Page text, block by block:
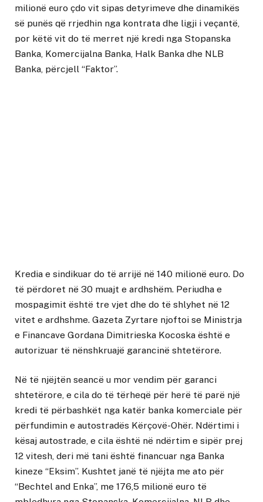
milionë euro çdo vit sipas detyrimeve dhe dinamikës
së punës që rrjedhin nga kontrata dhe ligji i veçantë,
por këtë vit do të merret një kredi nga Stopanska
Banka, Komercijalna Banka, Halk Banka dhe NLB
Banka, përcjell “Faktor”.
Kredia e sindikuar do të arrijë në 140 milionë euro. Do
të përdoret në 30 muajt e ardhshëm. Periudha e
mospagimit është tre vjet dhe do të shlyhet në 12
vitet e ardhshme. Gazeta Zyrtare njoftoi se Ministrja
e Financave Gordana Dimitrieska Kocoska është e
autorizuar të nënshkruajë garancinë shtetërore.
Në të njëjtën seancë u mor vendim për garanci
shtetërore, e cila do të tërheqë për herë të parë një
kredi të përbashkët nga katër banka komerciale për
përfundimin e autostradës Kërçovë-Ohër. Ndërtimi i
kësaj autostrade, e cila është në ndërtim e sipër prej
12 vitesh, deri më tani është financuar nga Banka
kineze “Eksim”. Kushtet janë të njëjta me ato për
“Bechtel and Enka”, me 176,5 milionë euro të